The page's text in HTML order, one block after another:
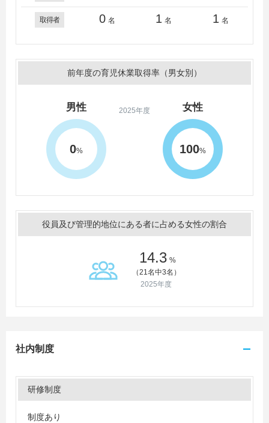
取得者 0 名 1 名 1 名
前年度の育児休業取得率（男女別）
2025年度
男性
0%
女性
100%
役員及び管理的地位にある者に占める女性の割合
14.3 %
（21名中3名）
2025年度
社内制度
研修制度
制度あり